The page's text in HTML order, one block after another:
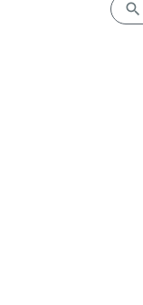
search